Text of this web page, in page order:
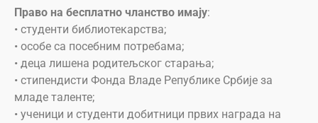
Право на бесплатно чланство имају:
• студенти библиотекарства;
• особе са посебним потребама;
• деца лишена родитељског старања;
• стипендисти Фонда Владе Републике Србије за
младе таленте;
• ученици и студенти добитници првих награда на